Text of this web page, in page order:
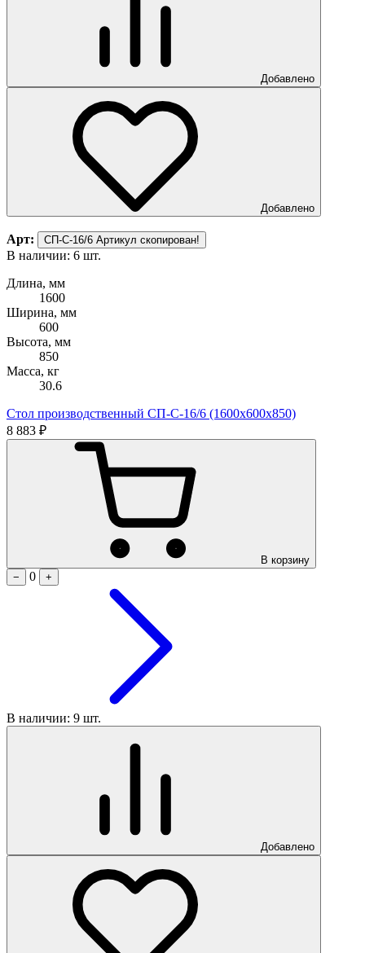
Добавлено
Добавлено
Арт: СП-С-16/6 Артикул скопирован!
В наличии: 6 шт.
Длина, мм
1600
Ширина, мм
600
Высота, мм
850
Масса, кг
30.6
Стол производственный СП-С-16/6 (1600х600х850)
8 883 ₽
В корзину
−
0 +
В наличии: 9 шт.
Добавлено